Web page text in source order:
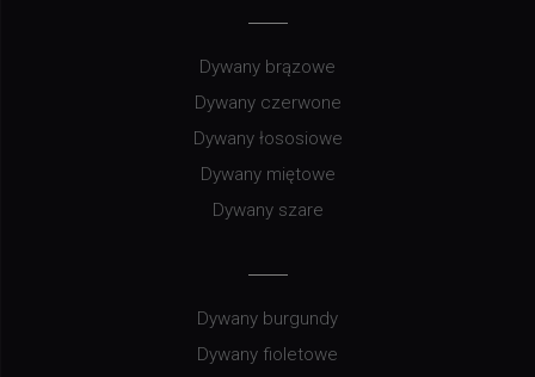
Dywany brązowe
Dywany czerwone
Dywany łososiowe
Dywany miętowe
Dywany szare
Dywany burgundy
Dywany fioletowe